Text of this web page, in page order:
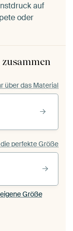
auf
oder
über das Material
perfekte Größe
Größe